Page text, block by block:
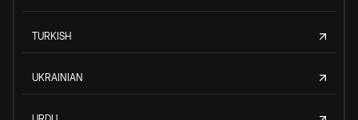
TURKISH
UKRAINIAN